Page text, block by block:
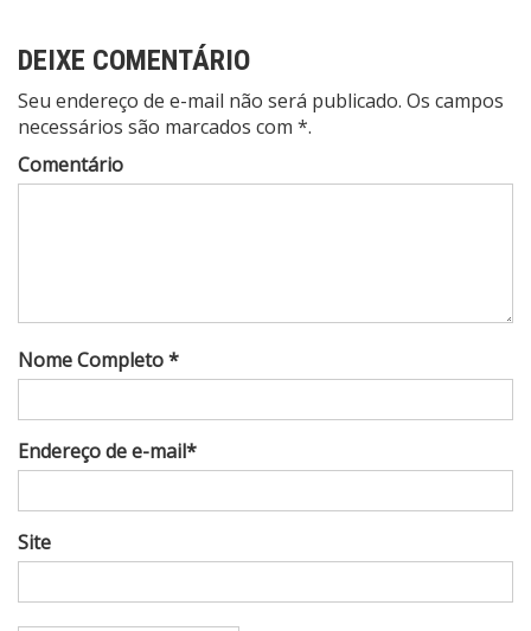
DEIXE COMENTÁRIO
Seu endereço de e-mail não será publicado. Os campos
necessários são marcados com *.
Comentário
Nome Completo *
Endereço de e-mail*
Site